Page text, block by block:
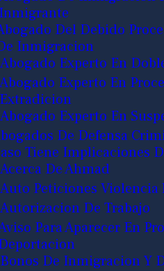
Del Debido
Inmigracion
Abogado Experto En
Experto En
Abogado Experto En
De Defensa
Tiene Implicaciones
Acerca De Ahmad
Auto Peticiones Violencia
Autorizacion De Trabajo
Para Aparecer En
Bonos De Inmigracion Y